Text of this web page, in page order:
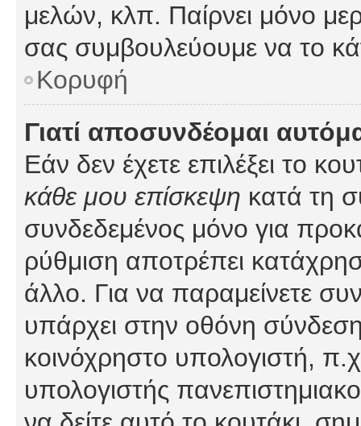
μελών, κλπ. Παίρνει μόνο
σας συμβουλεύουμε να το
Κορυφή
Γιατί αποσυνδέομαι
Εάν δεν έχετε επιλέξει το
κάθε μου επίσκεψη κατά τη
συνδεδεμένος μόνο για
ρύθμιση αποτρέπει
άλλο. Για να παραμείνετε
υπάρχει στην οθόνη
κοινόχρηστο υπολογιστή,
υπολογιστής